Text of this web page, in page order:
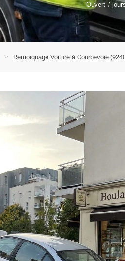
Ouvert 7
Remorquage Voiture à Courbevoie